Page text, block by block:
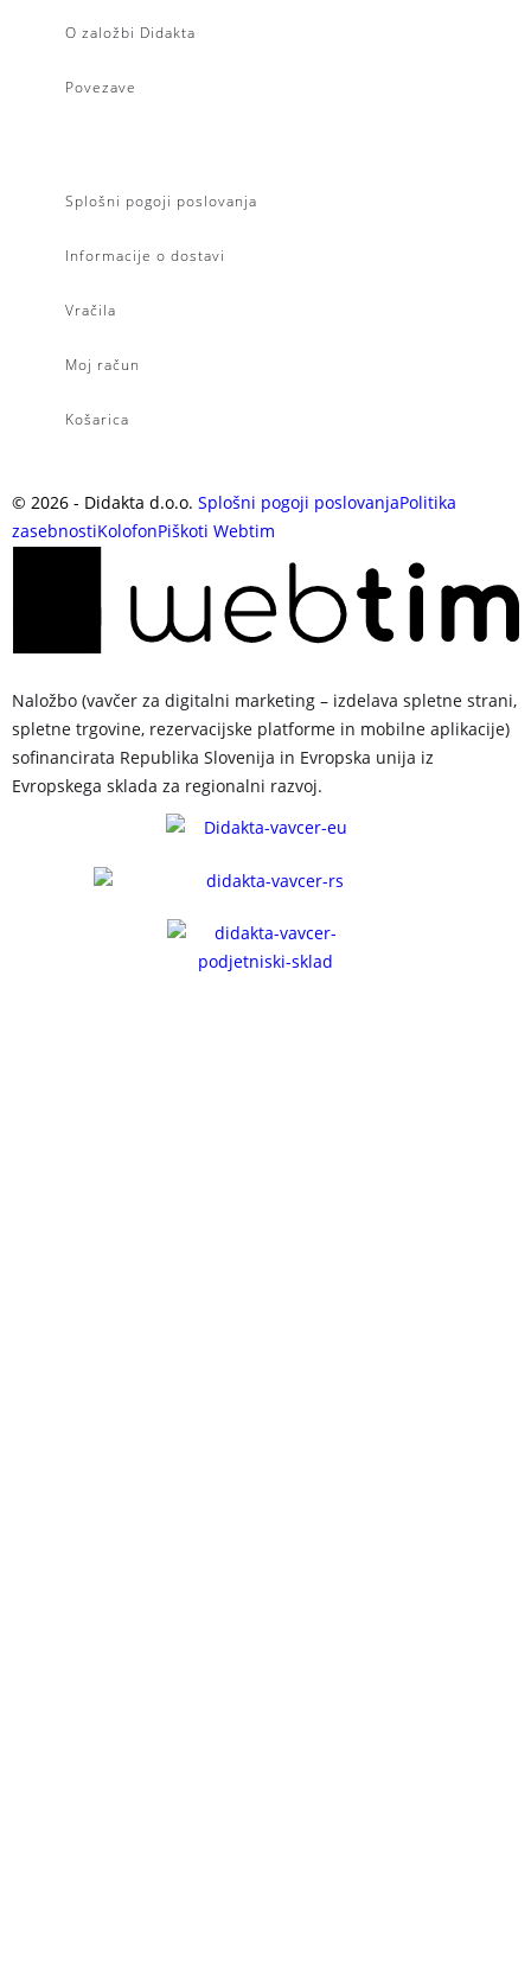
O založbi Didakta
Povezave
Splošni pogoji poslovanja
Informacije o dostavi
Vračila
Moj račun
Košarica
© 2026 - Didakta d.o.o. Splošni pogoji poslovanjaPolitika
zasebnostiKolofonPiškoti Webtim
Naložbo (vavčer za digitalni marketing – izdelava spletne strani,
spletne trgovine, rezervacijske platforme in mobilne aplikacije)
sofinancirata Republika Slovenija in Evropska unija iz
Evropskega sklada za regionalni razvoj.